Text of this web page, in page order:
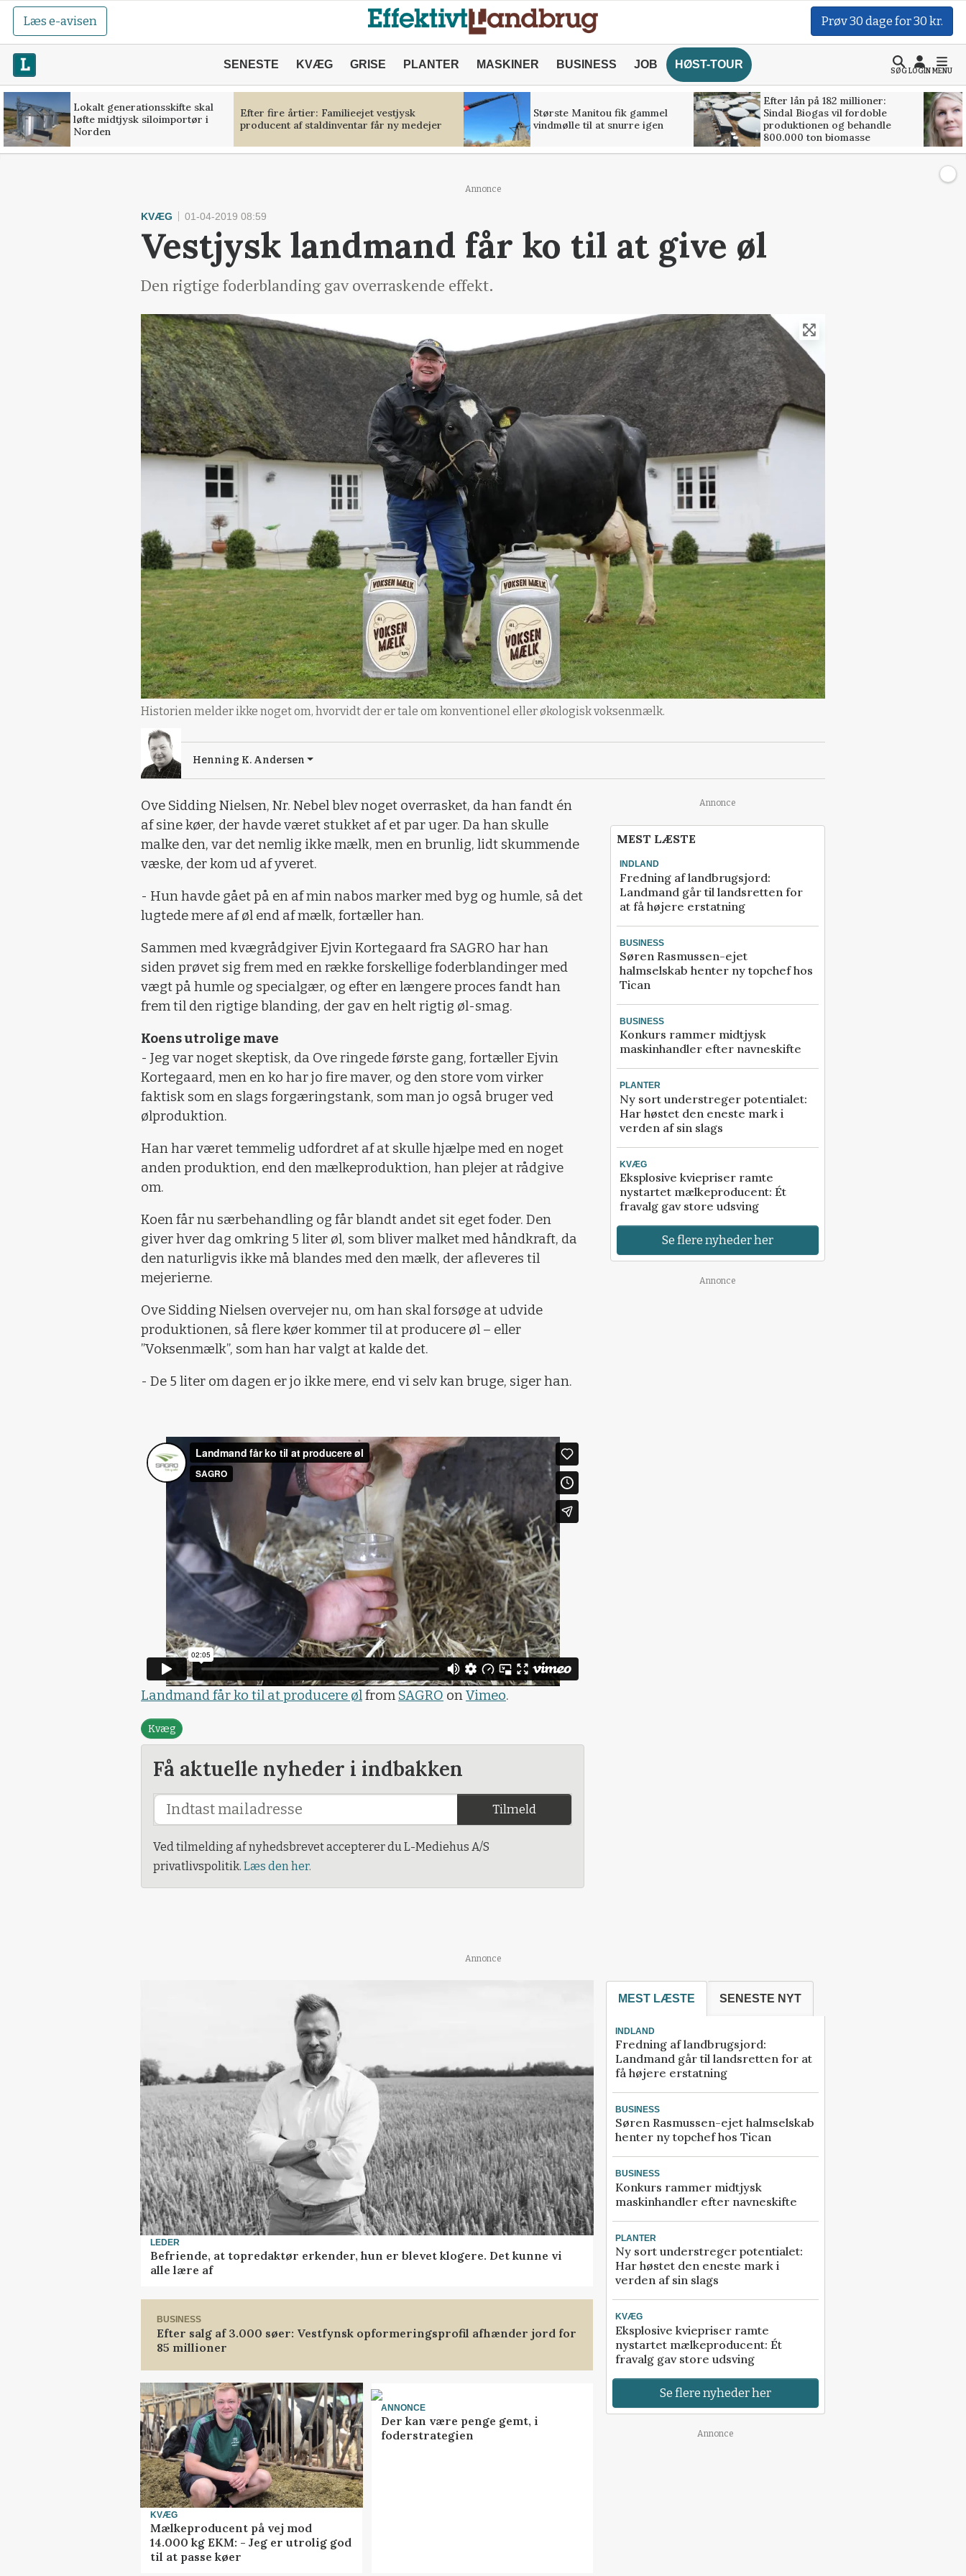
Læs e-avisen Prøv 30 dage for 30 kr.
SENESTE KVÆG GRISE PLANTER MASKINER BUSINESS JOB HØST-TOUR
SØGLOGINMENU
Lokalt generationsskifte skal
løfte midtjysk siloimportør i
Norden
Efter fire årtier: Familieejet vestjysk
producent af staldinventar får ny medejer
Største Manitou fik gammel
vindmølle til at snurre igen
Efter lån på 182 millioner:
Sindal Biogas vil fordoble
produktionen og behandle
800.000 ton biomasse
Annonce
KVÆG 01-04-2019 08:59
Vestjysk landmand får ko til at give øl
Den rigtige foderblanding gav overraskende effekt.
Historien melder ikke noget om, hvorvidt der er tale om konventionel eller økologisk voksenmælk.
Henning K. Andersen
Ove Sidding Nielsen, Nr. Nebel blev noget overrasket, da han fandt én
af sine køer, der havde været stukket af et par uger. Da han skulle
malke den, var det nemlig ikke mælk, men en brunlig, lidt skummende
væske, der kom ud af yveret.
- Hun havde gået på en af min nabos marker med byg og humle, så det
lugtede mere af øl end af mælk, fortæller han.
Sammen med kvægrådgiver Ejvin Kortegaard fra SAGRO har han
siden prøvet sig frem med en række forskellige foderblandinger med
vægt på humle og specialgær, og efter en længere proces fandt han
frem til den rigtige blanding, der gav en helt rigtig øl-smag.
Koens utrolige mave
- Jeg var noget skeptisk, da Ove ringede første gang, fortæller Ejvin
Kortegaard, men en ko har jo fire maver, og den store vom virker
faktisk som en slags forgæringstank, som man jo også bruger ved
ølproduktion.
Han har været temmelig udfordret af at skulle hjælpe med en noget
anden produktion, end den mælkeproduktion, han plejer at rådgive
om.
Koen får nu særbehandling og får blandt andet sit eget foder. Den
giver hver dag omkring 5 liter øl, som bliver malket med håndkraft, da
den naturligvis ikke må blandes med den mælk, der afleveres til
mejerierne.
Ove Sidding Nielsen overvejer nu, om han skal forsøge at udvide
produktionen, så flere køer kommer til at producere øl – eller
”Voksenmælk”, som han har valgt at kalde det.
- De 5 liter om dagen er jo ikke mere, end vi selv kan bruge, siger han.
Landmand får ko til at producere ølfrom SAGRO onVimeo.
Kvæg
Få aktuelle nyheder i indbakken
Tilmeld
Ved tilmelding af nyhedsbrevet accepterer du L-Mediehus A/S
privatlivspolitik. Læs den her.
Annonce
MEST LÆSTE
INDLAND
Fredning af landbrugsjord:
Landmand går til landsretten for
at få højere erstatning
BUSINESS
Søren Rasmussen-ejet
halmselskab henter ny topchef hos
Tican
BUSINESS
Konkurs rammer midtjysk
maskinhandler efter navneskifte
PLANTER
Ny sort understreger potentialet:
Har høstet den eneste mark i
verden af sin slags
KVÆG
Eksplosive kviepriser ramte
nystartet mælkeproducent: Ét
fravalg gav store udsving
Se flere nyheder her
Annonce
Annonce
LEDER
Befriende, at topredaktør erkender, hun er blevet klogere. Det kunne vi
alle lære af
BUSINESS
Efter salg af 3.000 søer: Vestfynsk opformeringsprofil afhænder jord for
85 millioner
KVÆG
Mælkeproducent på vej mod
14.000 kg EKM: - Jeg er utrolig god
til at passe køer
ANNONCE
Der kan være penge gemt, i
foderstrategien
MEST LÆSTE SENESTE NYT
INDLAND
Fredning af landbrugsjord:
Landmand går til landsretten for at
få højere erstatning
BUSINESS
Søren Rasmussen-ejet halmselskab
henter ny topchef hos Tican
BUSINESS
Konkurs rammer midtjysk
maskinhandler efter navneskifte
PLANTER
Ny sort understreger potentialet:
Har høstet den eneste mark i
verden af sin slags
KVÆG
Eksplosive kviepriser ramte
nystartet mælkeproducent: Ét
fravalg gav store udsving
Se flere nyheder her
Annonce